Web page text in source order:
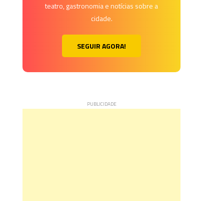
teatro, gastronomia e notícias sobre a
cidade.
SEGUIR AGORA!